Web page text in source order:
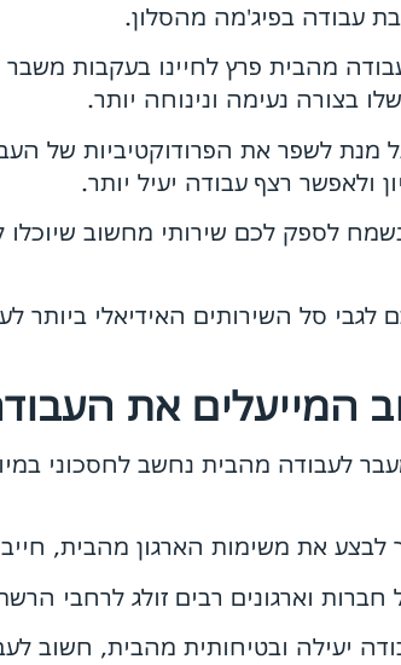
עבודה בפיג'מה מהסלון.
מהבית פרץ לחיינו בעקבות
בצורה נעימה ונינוחה יותר.
מנת לשפר את הפרודוקטיביות של
ולאפשר רצף עבודה יעיל יותר.
לספק לכם שירותי מחשוב שיוכלו
לגבי סל השירותים האידיאלי
המייעלים את
לעבודה מהבית נחשב לחסכוני
לבצע את משימות הארגון מהבית,
חברות וארגונים רבים זולג לרחבי
יעילה ובטיחותית מהבית, חשוב